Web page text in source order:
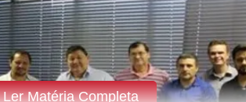
Ler Matéria Completa